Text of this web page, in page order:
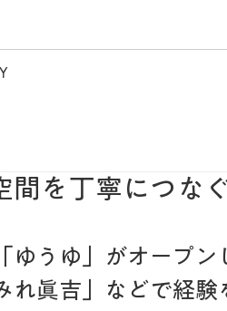
を丁寧につなぐ
うゆ」がオープン
れ眞吉」などで経験